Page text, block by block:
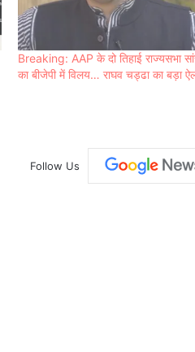
Breaking: AAP के दो तिहाई राज्यसभा
का बीजेपी में विलय… राघव चड्ढा का बड़ा
Follow Us